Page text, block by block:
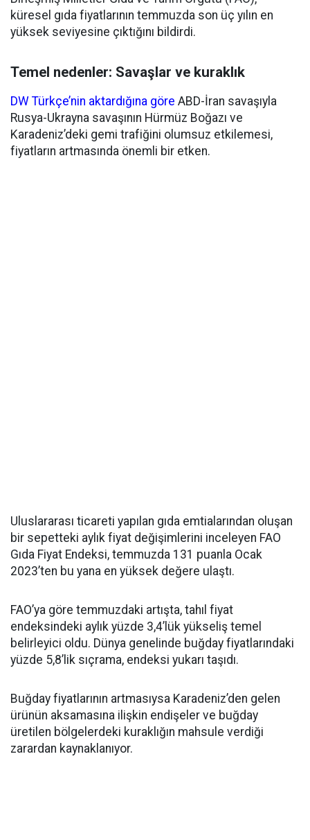
küresel gıda fiyatlarının temmuzda son üç yılın en
yüksek seviyesine çıktığını bildirdi.
Temel nedenler: Savaşlar ve kuraklık
DW Türkçe’nin aktardığına göre ABD-İran savaşıyla
Rusya-Ukrayna savaşının Hürmüz Boğazı ve
Karadeniz’deki gemi trafiğini olumsuz etkilemesi,
fiyatların artmasında önemli bir etken.
Uluslararası ticareti yapılan gıda emtialarından oluşan
bir sepetteki aylık fiyat değişimlerini inceleyen FAO
Gıda Fiyat Endeksi, temmuzda 131 puanla Ocak
2023’ten bu yana en yüksek değere ulaştı.
FAO’ya göre temmuzdaki artışta, tahıl fiyat
endeksindeki aylık yüzde 3,4’lük yükseliş temel
belirleyici oldu. Dünya genelinde buğday fiyatlarındaki
yüzde 5,8’lik sıçrama, endeksi yukarı taşıdı.
Buğday fiyatlarının artmasıysa Karadeniz’den gelen
ürünün aksamasına ilişkin endişeler ve buğday
üretilen bölgelerdeki kuraklığın mahsule verdiği
zarardan kaynaklanıyor.